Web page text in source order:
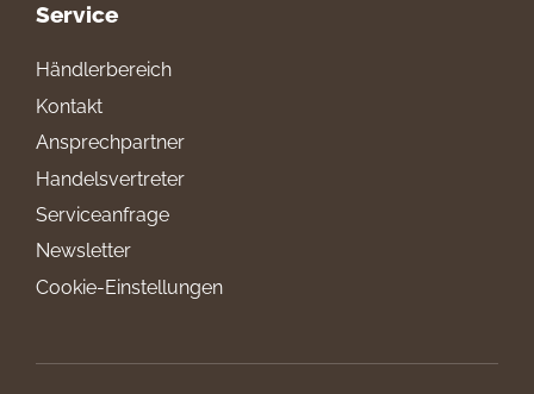
Service
Händlerbereich
Kontakt
Ansprechpartner
Handelsvertreter
Serviceanfrage
Newsletter
Cookie-Einstellungen